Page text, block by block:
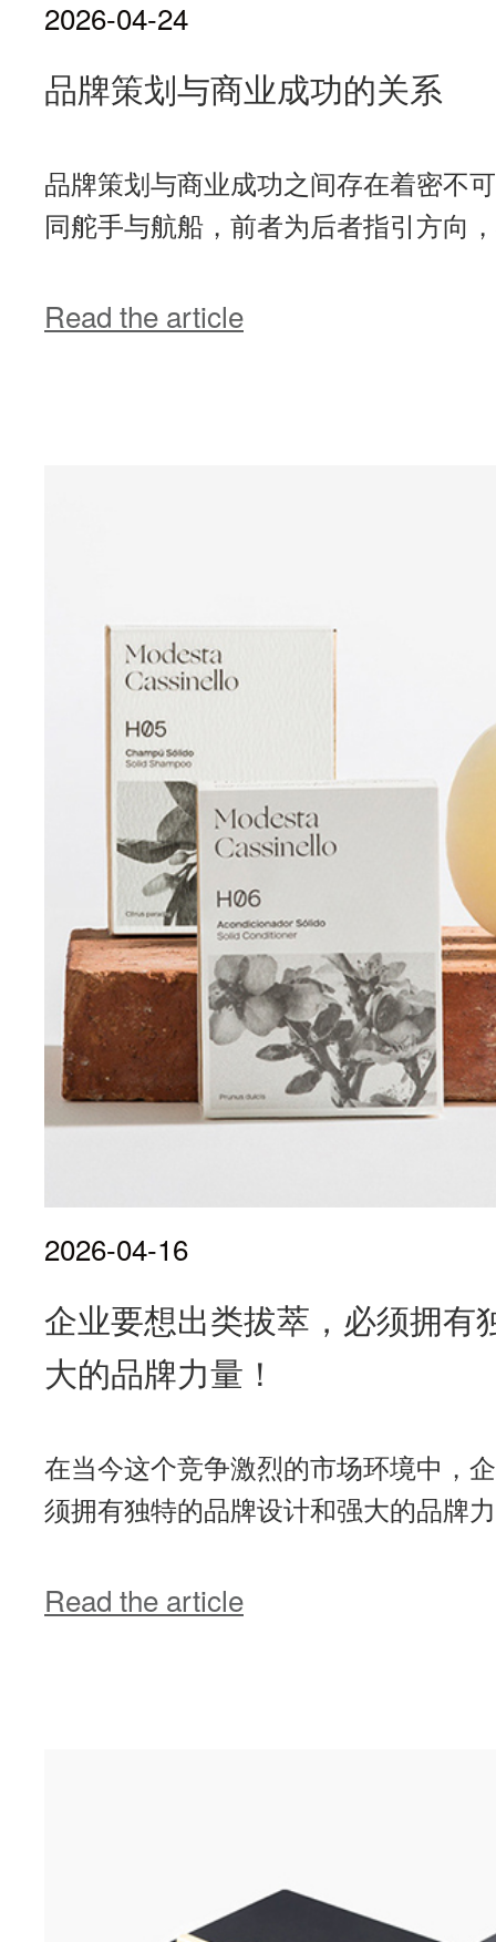
2026-04-24
品牌策划与商业成功的关系
品牌策划与商业成功之间存在着密不
同舵手与航船，前者为后者指引方向
Read the article
2026-04-16
企业要想出类拔萃，必须拥有
大的品牌力量！
在当今这个竞争激烈的市场环境中，
须拥有独特的品牌设计和强大的品牌
Read the article